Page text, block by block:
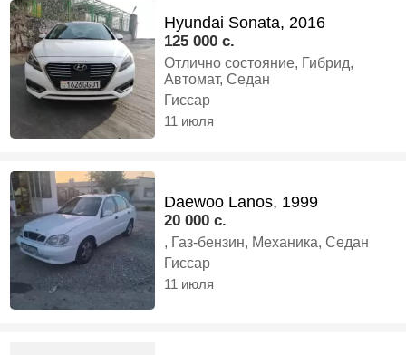
Hyundai Sonata, 2016
125 000 c.
Отлично состояние, Гибрид,
Автомат, Седан
Гиссар
11 июля
Daewoo Lanos, 1999
20 000 c.
, Газ-бензин, Механика, Седан
Гиссар
11 июля